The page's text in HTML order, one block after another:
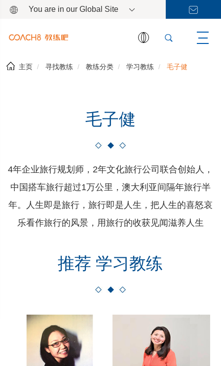
You are in our Global Site
主页 寻找教练 教练分类 学习教练 毛子健
毛子健
4年企业旅行规划师，2年文化旅行公司联合创始人，
中国搭车旅行超过1万公里，澳大利亚间隔年旅行半
年。人生即是旅行，旅行即是人生，把人生的喜怒哀
乐看作旅行的风景，用旅行的收获见闻滋养人生
推荐 学习教练